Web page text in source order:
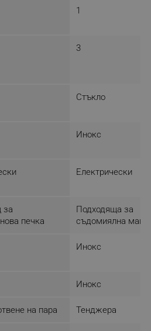
1
3
Стъкло
Инокс
Електрически
за
печка
Подходяща за
съдомиялна
Инокс
Инокс
на пара Тенджера
Ефективност
на уебсайта, като
и управление на
не може да се използва
Provider /
7699
.alleop.bg